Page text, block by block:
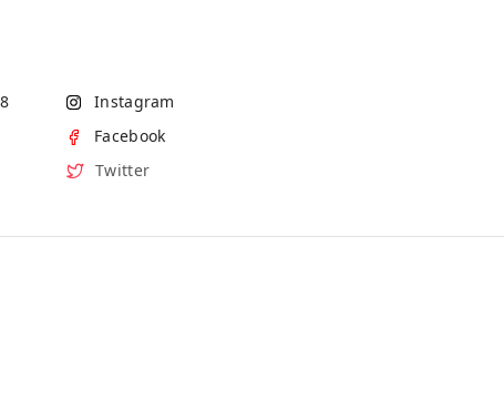
Instagram
Facebook
Twitter